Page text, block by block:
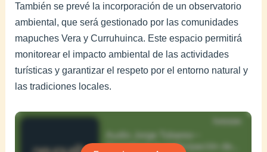
También se prevé la incorporación de un observatorio
ambiental, que será gestionado por las comunidades
mapuches Vera y Curruhuinca. Este espacio permitirá
monitorear el impacto ambiental de las actividades
turísticas y garantizar el respeto por el entorno natural y
las tradiciones locales.